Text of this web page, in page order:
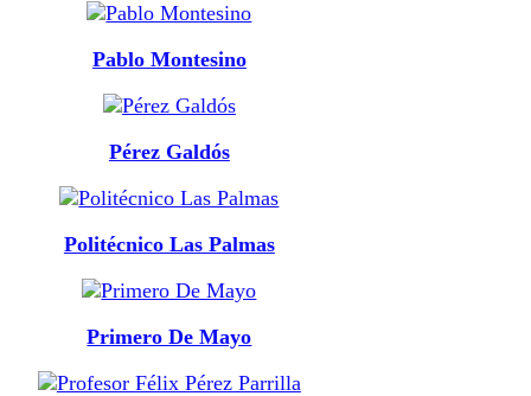
Pablo Montesino
Pérez Galdós
Politécnico Las Palmas
Primero De Mayo